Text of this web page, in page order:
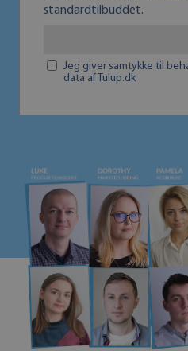
standardtilbuddet.
Jeg giver samtykke til
data af Tulup.dk